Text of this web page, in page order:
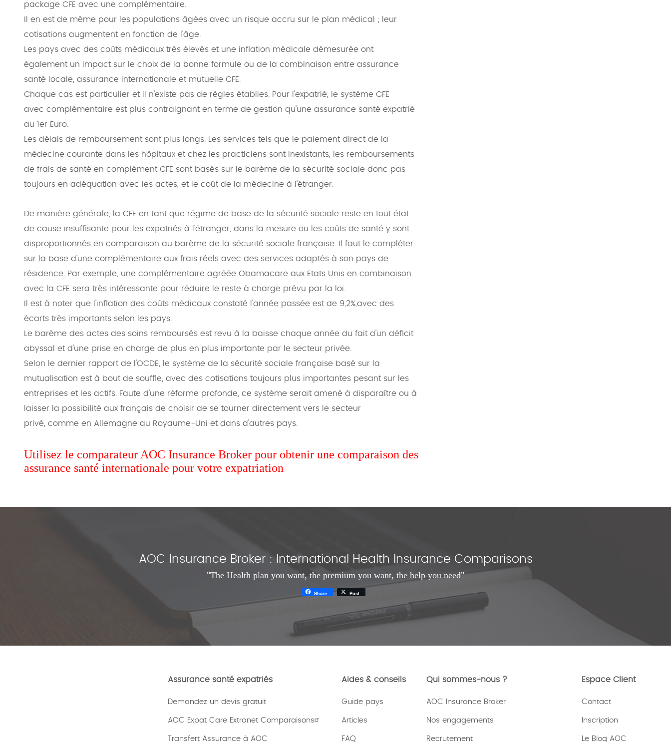
package CFE avec une complémentaire.
Il en est de même pour les populations âgées avec un risque accru sur le plan médical ; leur
cotisations augmentent en fonction de l'âge.
Les pays avec des coûts médicaux très élevés et une inflation médicale démesurée ont
également un impact sur le choix de la bonne formule ou de la combinaison entre assurance
santé locale, assurance internationale et mutuelle CFE.
Chaque cas est particulier et il n'existe pas de règles établies. Pour l'expatrié, le système CFE
avec complémentaire est plus contraignant en terme de gestion qu'une assurance santé expatrié
au 1er Euro.
Les délais de remboursement sont plus longs. Les services tels que le paiement direct de la
médecine courante dans les hôpitaux et chez les practiciens sont inexistants, les remboursements
de frais de santé en complément CFE sont basés sur le barème de la sécurité sociale donc pas
toujours en adéquation avec les actes, et le coût de la médecine à l'étranger.
De manière générale, la CFE en tant que régime de base de la sécurité sociale reste en tout état
de cause insuffisante pour les expatriés à l'étranger, dans la mesure ou les coûts de santé y sont
disproportionnés en comparaison au barème de la sécurité sociale française. Il faut le compléter
sur la base d'une complémentaire aux frais réels avec des services adaptés à son pays de
résidence. Par exemple, une complémentaire agréée Obamacare aux Etats Unis en combinaison
avec la CFE sera très intéressante pour réduire le reste à charge prévu par la loi.
Il est à noter que l'inflation des coûts médicaux constaté l'année passée est de 9,2%,avec des
écarts très importants selon les pays.
Le barème des actes des soins remboursés est revu à la baisse chaque année du fait d'un déficit
abyssal et d'une prise en charge de plus en plus importante par le secteur privée.
Selon le dernier rapport de l'OCDE, le système de la sécurité sociale française basé sur la
mutualisation est à bout de souffle, avec des cotisations toujours plus importantes pesant sur les
entreprises et les actifs. Faute d'une réforme profonde, ce système serait amené à disparaître ou à
laisser la possibilité aux français de choisir de se tourner directement vers le secteur
privé, comme en Allemagne au Royaume-Uni et dans d'autres pays.
Utilisez le comparateur AOC Insurance Broker pour obtenir une comparaison des
assurance santé internationale pour votre expatriation
AOC Insurance Broker : International Health Insurance Comparisons
"The Health plan you want, the premium you want, the help you need"
Share Post
Assurance santé expatriés
Demandez un devis gratuit
AOC Expat Care Extranet Comparaisons
Transfert Assurance à AOC
Aides & conseils
Guide pays
Articles
FAQ
Qui sommes-nous ?
AOC Insurance Broker
Nos engagements
Recrutement
Espace Client
Contact
Inscription
Le Blog AOC